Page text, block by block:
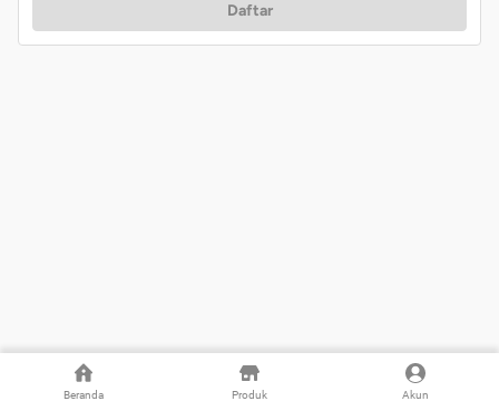
Beranda Produk Akun
Daftar